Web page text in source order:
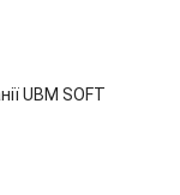
UBM SOFT